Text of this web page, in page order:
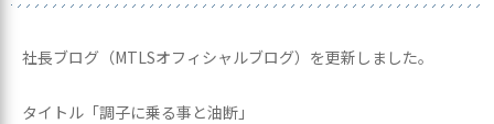
社長ブログ（MTLSオフィシャルブログ）を更新しました。
タイトル「調子に乗る事と油断」